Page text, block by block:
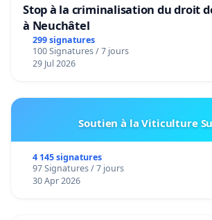
Stop à la criminalisation du droit
à Neuchâtel
299 signatures
100 Signatures / 7 jours
29 Jul 2026
Soutien à la Viticulture
4 145 signatures
97 Signatures / 7 jours
30 Apr 2026